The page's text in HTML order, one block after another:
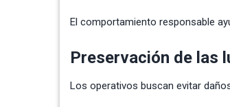
El comportamiento responsable
Preservación de las
Los operativos buscan evitar